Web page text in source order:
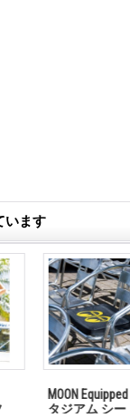
います
MOON Equipped ス
タジアム シート ク